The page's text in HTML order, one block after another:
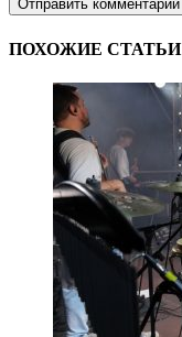
ПОХОЖИЕ СТАТЬИ